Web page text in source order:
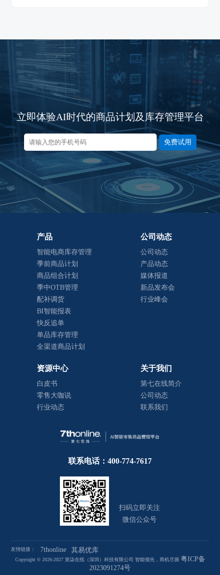
立即体验AI时代的商品计划及库存管理平台
免费试用
产品
智能电商库存管理
季前商品计划
商品组合计划
季中OTB管理
配补调货
BI智能报表
快反追单
单品库存管理
全渠道商品计划
公司动态
公司动态
产品动态
媒体报道
新品发布会
行业峰会
资源中心
白皮书
零售大咖说
行业动态
关于我们
第七在线简介
公司动态
联系我们
联系电话：400-774-7617
扫码立即关注
微信公众号
友情链接： 7thonline 其易优库
Copyright © 2026-2027 第柒在线（深圳）科技有限公司 智能领先，商机尽握 粤ICP备
2023091274号